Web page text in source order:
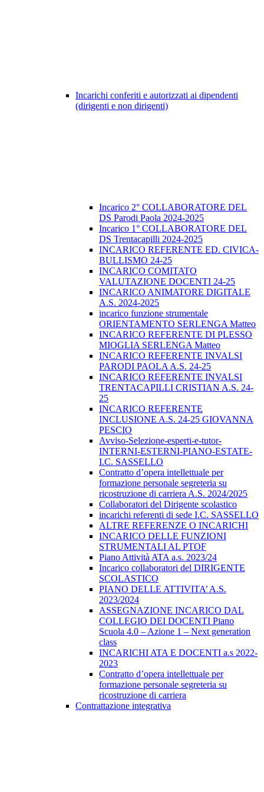
Incarichi conferiti e autorizzati ai dipendenti
(dirigenti e non dirigenti)
Incarico 2° COLLABORATORE DEL
DS Parodi Paola 2024-2025
Incarico 1° COLLABORATORE DEL
DS Trentacapilli 2024-2025
INCARICO REFERENTE ED. CIVICA-
BULLISMO 24-25
INCARICO COMITATO
VALUTAZIONE DOCENTI 24-25
INCARICO ANIMATORE DIGITALE
A.S. 2024-2025
incarico funzione strumentale
ORIENTAMENTO SERLENGA Matteo
INCARICO REFERENTE DI PLESSO
MIOGLIA SERLENGA Matteo
INCARICO REFERENTE INVALSI
PARODI PAOLA A.S. 24-25
INCARICO REFERENTE INVALSI
TRENTACAPILLI CRISTIAN A.S. 24-
25
INCARICO REFERENTE
INCLUSIONE A.S. 24-25 GIOVANNA
PESCIO
Avviso-Selezione-esperti-e-tutor-
INTERNI-ESTERNI-PIANO-ESTATE-
I.C. SASSELLO
Contratto d’opera intellettuale per
formazione personale segreteria su
ricostruzione di carriera A.S. 2024/2025
Collaboratori del Dirigente scolastico
incarichi referenti di sede I.C. SASSELLO
ALTRE REFERENZE O INCARICHI
INCARICO DELLE FUNZIONI
STRUMENTALI AL PTOF
Piano Attività ATA a.s. 2023/24
Incarico collaboratori del DIRIGENTE
SCOLASTICO
PIANO DELLE ATTIVITA’ A.S.
2023/2024
ASSEGNAZIONE INCARICO DAL
COLLEGIO DEI DOCENTI Piano
Scuola 4.0 – Azione 1 – Next generation
class
INCARICHI ATA E DOCENTI a.s 2022-
2023
Contratto d’opera intellettuale per
formazione personale segreteria su
ricostruzione di carriera
Contrattazione integrativa